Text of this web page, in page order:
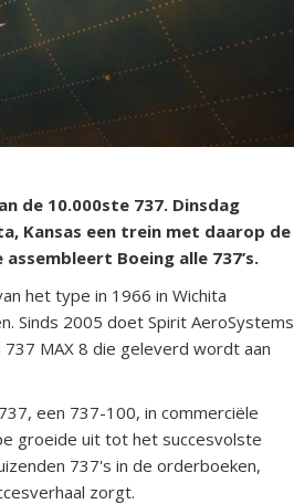
de 10.000ste 737. Dinsdag
Kansas een trein met daarop de
Boeing alle 737’s.
het type in 1966 in Wichita
Sinds 2005 doet Spirit AeroSystems
MAX 8 die geleverd wordt aan
een 737-100, in commerciële
groeide uit tot het succesvolste
737's in de orderboeken,
zorgt.